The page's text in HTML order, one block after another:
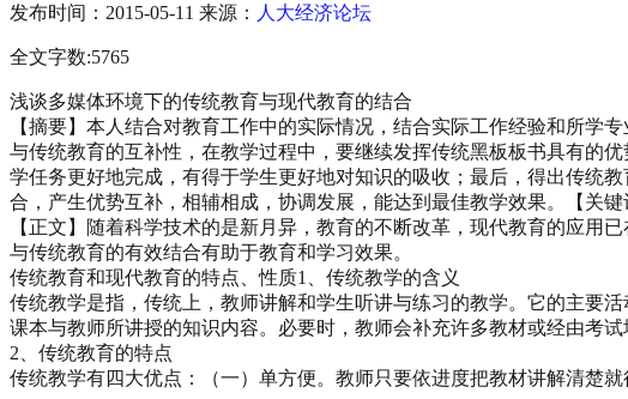
发布时间： 2015-05-11 来源： 人大经济论坛
全文字数:5765
浅谈多媒体环境下的传统教育与现代教育的结合
【摘要】本人结合对教育工作中的实际情况，结合实际工作经验和所
与传统教育的互补性，在教学过程中，要继续发挥传统黑板板书具有的
学任务更好地完成，有得于学生更好地对知识的吸收；最后，得出传统
合，产生优势互补，相辅相成，协调发展，能达到最佳教学效果。【关
【正文】随着科学技术的是新月异，教育的不断改革，现代教育的应
与传统教育的有效结合有助于教育和学习效果。
传统教育和现代教育的特点、性质1、传统教学的含义
传统教学是指，传统上，教师讲解和学生听讲与练习的教学。它的主要
课本与教师所讲授的知识内容。必要时，教师会补充许多教材或经由考试
2、传统教育的特点
传统教学有四大优点：（一）单方便。教师只要依进度把教材讲解清楚